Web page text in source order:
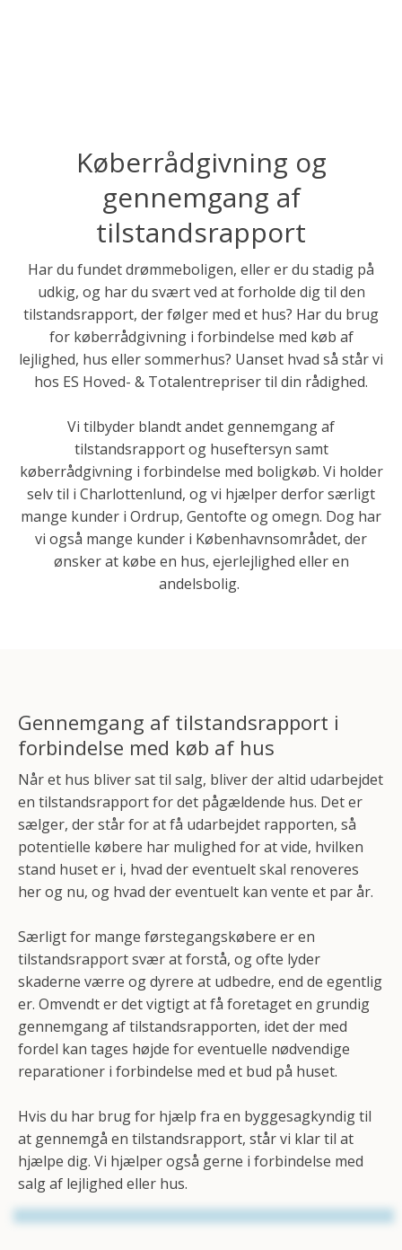
Køberrådgivning og
gennemgang af
tilstandsrapport
Har du fundet drømmeboligen, eller er du stadig på
udkig, og har du svært ved at forholde dig til den
tilstandsrapport, der følger med et hus? Har du brug
for køberrådgivning i forbindelse med køb af
lejlighed, hus eller sommerhus? Uanset hvad så står vi
hos ES Hoved- & Totalentrepriser til din rådighed.
Vi tilbyder blandt andet gennemgang af
tilstandsrapport og huseftersyn samt
køberrådgivning i forbindelse med boligkøb. Vi holder
selv til i Charlottenlund, og vi hjælper derfor særligt
mange kunder i Ordrup, Gentofte og omegn. Dog har
vi også mange kunder i Københavnsområdet, der
ønsker at købe en hus, ejerlejlighed eller en
andelsbolig.
Gennemgang af tilstandsrapport i
forbindelse med køb af hus
Når et hus bliver sat til salg, bliver der altid udarbejdet
en tilstandsrapport for det pågældende hus. Det er
sælger, der står for at få udarbejdet rapporten, så
potentielle købere har mulighed for at vide, hvilken
stand huset er i, hvad der eventuelt skal renoveres
her og nu, og hvad der eventuelt kan vente et par år.
Særligt for mange førstegangskøbere er en
tilstandsrapport svær at forstå, og ofte lyder
skaderne værre og dyrere at udbedre, end de egentlig
er. Omvendt er det vigtigt at få foretaget en grundig
gennemgang af tilstandsrapporten, idet der med
fordel kan tages højde for eventuelle nødvendige
reparationer i forbindelse med et bud på huset.
Hvis du har brug for hjælp fra en byggesagkyndig til
at gennemgå en tilstandsrapport, står vi klar til at
hjælpe dig. Vi hjælper også gerne i forbindelse med
salg af lejlighed eller hus.